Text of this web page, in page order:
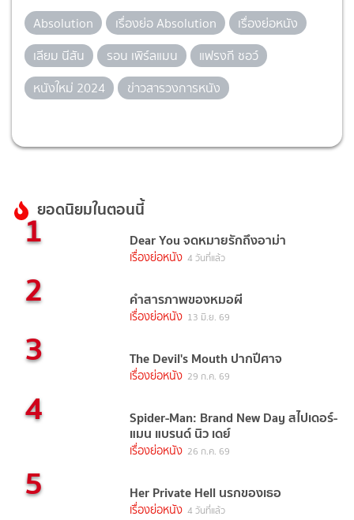
Absolution เรื่องย่อ Absolution
เรื่องย่อหนัง
เลียม นีสัน
รอน เพิร์ลแมน
แฟรงกี ชอว์
หนังใหม่ 2024
ข่าวสารวงการหนัง
ยอดนิยมในตอนนี้
1 Dear You จดหมายรักถึงอาม่า
เรื่องย่อหนัง 4 วันที่แล้ว
2 คำสารภาพของหมอผี
เรื่องย่อหนัง 13 มิ.ย. 69
3 The Devil's Mouth ปากปีศาจ
เรื่องย่อหนัง 29 ก.ค. 69
4 Spider-Man: Brand New Day สไปเดอร์-
แมน แบรนด์ นิว เดย์
เรื่องย่อหนัง 26 ก.ค. 69
5 Her Private Hell นรกของเธอ
เรื่องย่อหนัง 4 วันที่แล้ว